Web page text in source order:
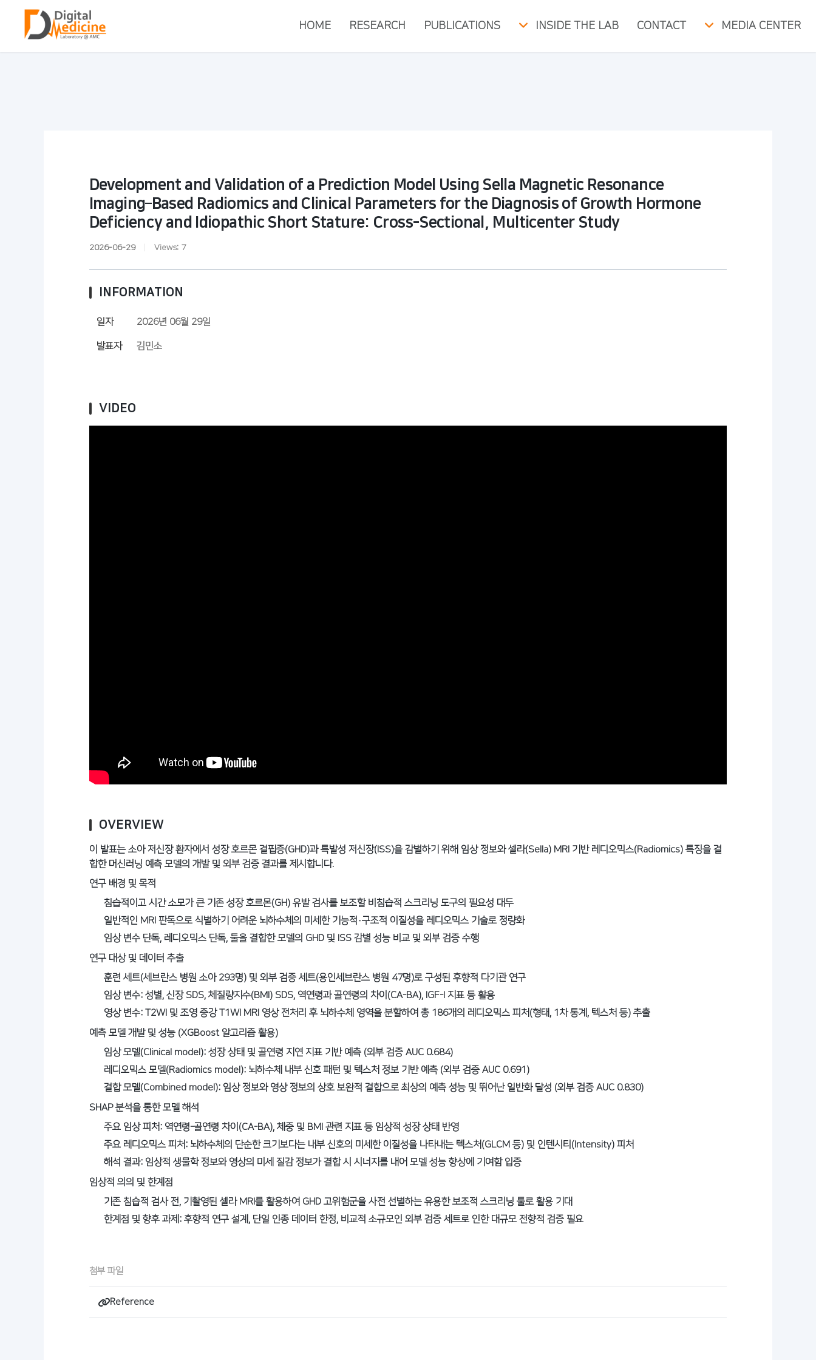
HOME RESEARCH PUBLICATIONS INSIDE THE LAB CONTACT MEDIA CENTER
Development and Validation of a Prediction Model Using Sella Magnetic Resonance
Imaging–Based Radiomics and Clinical Parameters for the Diagnosis of Growth Hormone
Deficiency and Idiopathic Short Stature: Cross-Sectional, Multicenter Study
2026-06-29 Views: 7
INFORMATION
일자 2026년 06월 29일
발표자 김민소
VIDEO
OVERVIEW
이 발표는 소아 저신장 환자에서 성장 호르몬 결핍증(GHD)과 특발성 저신장(ISS)을 감별하기 위해 임상 정보와 셀라(Sella) MRI 기반 레디오믹스(Radiomics) 특징을 결
합한 머신러닝 예측 모델의 개발 및 외부 검증 결과를 제시합니다.
연구 배경 및 목적
침습적이고 시간 소모가 큰 기존 성장 호르몬(GH) 유발 검사를 보조할 비침습적 스크리닝 도구의 필요성 대두
일반적인 MRI 판독으로 식별하기 어려운 뇌하수체의 미세한 기능적·구조적 이질성을 레디오믹스 기술로 정량화
임상 변수 단독, 레디오믹스 단독, 둘을 결합한 모델의 GHD 및 ISS 감별 성능 비교 및 외부 검증 수행
연구 대상 및 데이터 추출
훈련 세트(세브란스 병원 소아 293명) 및 외부 검증 세트(용인세브란스 병원 47명)로 구성된 후향적 다기관 연구
임상 변수: 성별, 신장 SDS, 체질량지수(BMI) SDS, 역연령과 골연령의 차이(CA-BA), IGF-I 지표 등 활용
영상 변수: T2WI 및 조영 증강 T1WI MRI 영상 전처리 후 뇌하수체 영역을 분할하여 총 186개의 레디오믹스 피처(형태, 1차 통계, 텍스처 등) 추출
예측 모델 개발 및 성능 (XGBoost 알고리즘 활용)
임상 모델(Clinical model): 성장 상태 및 골연령 지연 지표 기반 예측 (외부 검증 AUC 0.684)
레디오믹스 모델(Radiomics model): 뇌하수체 내부 신호 패턴 및 텍스처 정보 기반 예측 (외부 검증 AUC 0.691)
결합 모델(Combined model): 임상 정보와 영상 정보의 상호 보완적 결합으로 최상의 예측 성능 및 뛰어난 일반화 달성 (외부 검증 AUC 0.830)
SHAP 분석을 통한 모델 해석
주요 임상 피처: 역연령-골연령 차이(CA-BA), 체중 및 BMI 관련 지표 등 임상적 성장 상태 반영
주요 레디오믹스 피처: 뇌하수체의 단순한 크기보다는 내부 신호의 미세한 이질성을 나타내는 텍스처(GLCM 등) 및 인텐시티(Intensity) 피처
해석 결과: 임상적 생물학 정보와 영상의 미세 질감 정보가 결합 시 시너지를 내어 모델 성능 향상에 기여함 입증
임상적 의의 및 한계점
기존 침습적 검사 전, 기촬영된 셀라 MRI를 활용하여 GHD 고위험군을 사전 선별하는 유용한 보조적 스크리닝 툴로 활용 기대
한계점 및 향후 과제: 후향적 연구 설계, 단일 인종 데이터 한정, 비교적 소규모인 외부 검증 세트로 인한 대규모 전향적 검증 필요
첨부 파일
Reference